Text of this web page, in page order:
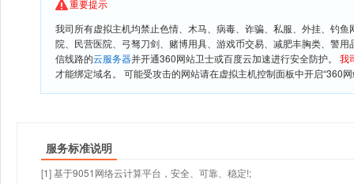
重要提示
我司所有虚拟主机均禁止色情、木马、病毒、诈骗、私服、外挂、钓
院、民营医院、弓驽刀剑、赌博用具、游戏币交易、减肥丰胸类、警
信线路的云服务器并开通360网站卫士或百度云加速进行安全防护。 我
才能绑定域名。 可能受攻击的网站请在虚拟主机控制面板中开启“360
服务标准说明
[1] 基于9051网络云计算平台，安全、可靠、稳定!;